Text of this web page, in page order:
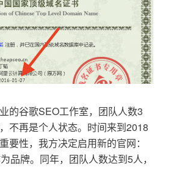
的谷歌SEO工作室，团队人数3
不再是个人状态。时间来到2018
要性，我方决定启用新的官网：
品牌。同年，团队人数达到5人，